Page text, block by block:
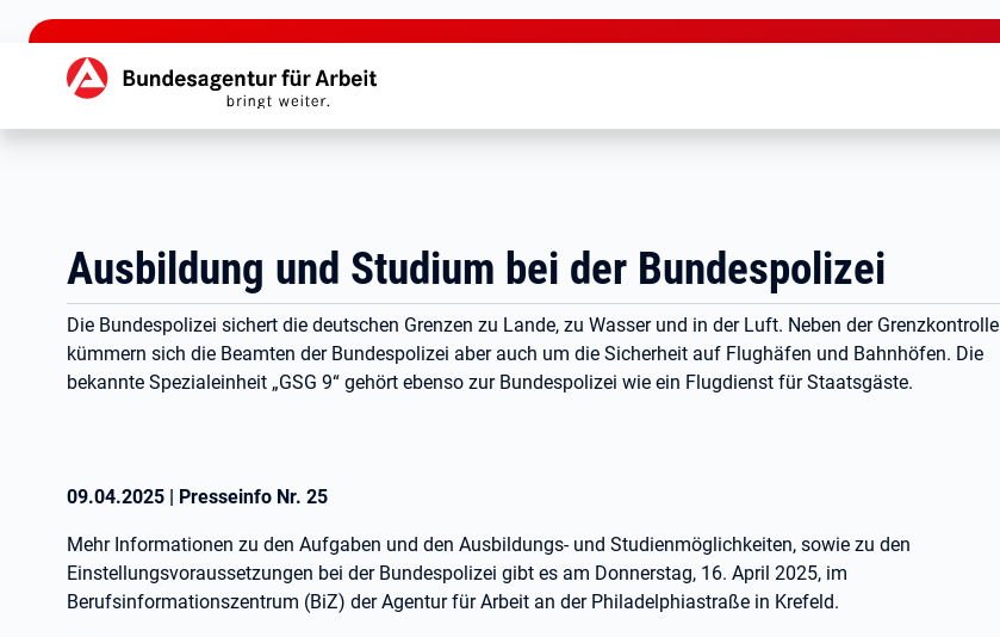
zu den Hauptinhalten springen
Hauptnavigation
Ausbildung und Studium bei der Bundespolizei
Die Bundespolizei sichert die deutschen Grenzen zu Lande, zu Wasser und in der Luft. Neben der Grenzkontrolle
kümmern sich die Beamten der Bundespolizei aber auch um die Sicherheit auf Flughäfen und Bahnhöfen. Die
bekannte Spezialeinheit „GSG 9“ gehört ebenso zur Bundespolizei wie ein Flugdienst für Staatsgäste.
09.04.2025 | Presseinfo Nr. 25
Mehr Informationen zu den Aufgaben und den Ausbildungs- und Studienmöglichkeiten, sowie zu den
Einstellungsvoraussetzungen bei der Bundespolizei gibt es am Donnerstag, 16. April 2025, im
Berufsinformationszentrum (BiZ) der Agentur für Arbeit an der Philadelphiastraße in Krefeld.